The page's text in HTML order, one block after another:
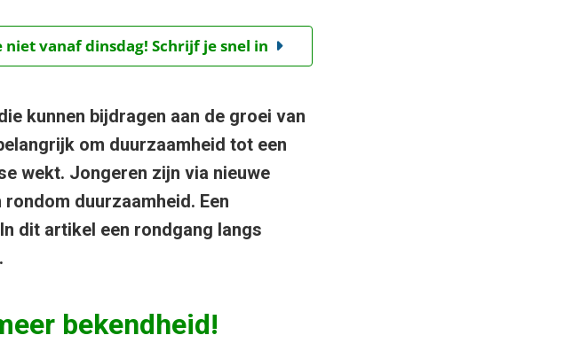
niet vanaf dinsdag! Schrijf je snel in
kunnen bijdragen aan de groei van
om duurzaamheid tot een
wekt. Jongeren zijn via nieuwe
duurzaamheid. Een
dit artikel een rondgang langs
bekendheid!